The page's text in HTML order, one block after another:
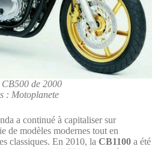
de 2000
: Motoplanete
a continué à capitaliser sur
de modèles modernes tout en
classiques. En 2010, la CB1100 a été